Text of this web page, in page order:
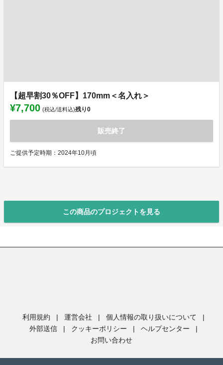
【超早割30％OFF】170mm＜名入れ＞
¥7,700 (税込/送料込)残り0
販売終了
ご提供予定時期：2024年10月頃
この商品のプロジェクトを見る
利用規約 | 運営会社 | 個人情報の取り扱いについて
|
外部送信
| クッキーポリシー | ヘルプセンター
|
お問い合わせ